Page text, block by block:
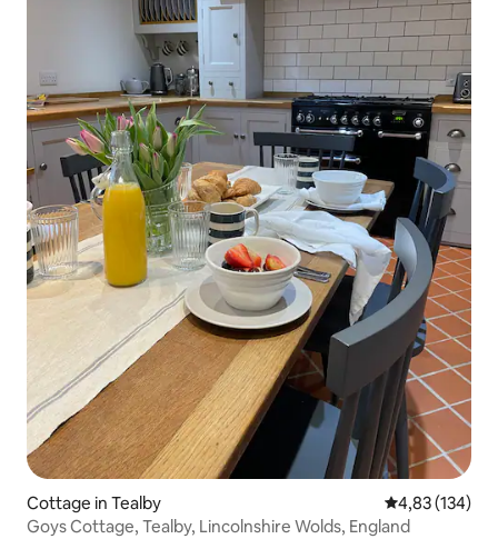
Cottage in Tealby
4,83 (134)
Goys Cottage, Tealby, Lincolnshire Wolds, England